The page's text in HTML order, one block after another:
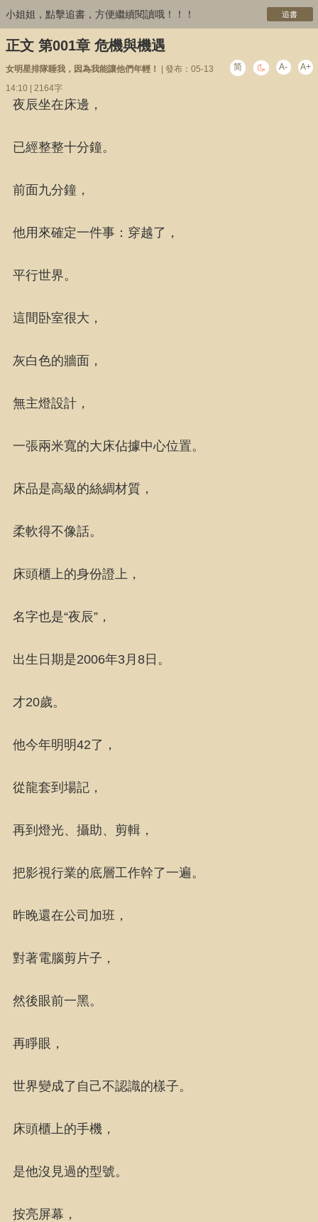
小姐姐，點擊追書，方便繼續閱讀哦！！！ 追書
正文 第001章 危機與機遇
女明星排隊睡我，因為我能讓他們年輕！
| 發布：05-13
14:10 | 2164字
简 A- A+
夜辰坐在床邊，
已經整整十分鐘。
前面九分鐘，
他用來確定一件事：穿越了，
平行世界。
這間卧室很大，
灰白色的牆面，
無主燈設計，
一張兩米寬的大床佔據中心位置。
床品是高級的絲綢材質，
柔軟得不像話。
床頭櫃上的身份證上，
名字也是“夜辰”，
出生日期是2006年3月8日。
才20歲。
他今年明明42了，
從龍套到場記，
再到燈光、攝助、剪輯，
把影視行業的底層工作幹了一遍。
昨晚還在公司加班，
對著電腦剪片子，
然後眼前一黑。
再睜眼，
世界變成了自己不認識的樣子。
床頭櫃上的手機，
是他沒見過的型號。
按亮屏幕，